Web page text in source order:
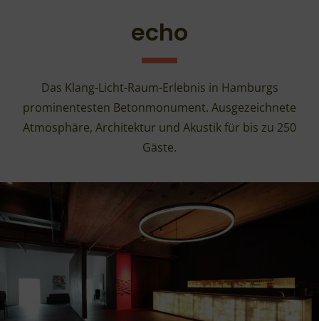
echo
Das Klang-Licht-Raum-Erlebnis in Hamburgs
prominentesten Betonmonument. Ausgezeichnete
Atmosphäre, Architektur und Akustik für bis zu 250
Gäste.